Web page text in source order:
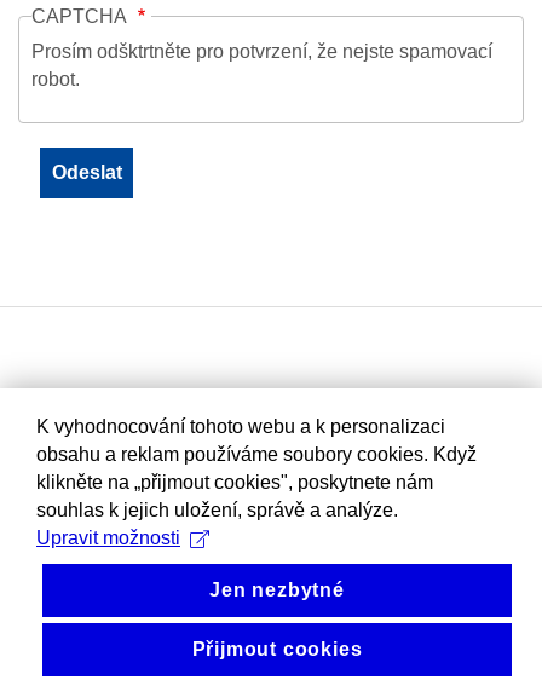
CAPTCHA
Prosím odšktrtněte pro potvrzení, že nejste spamovací
robot.
K vyhodnocování tohoto webu a k personalizaci
obsahu a reklam používáme soubory cookies. Když
klikněte na „přijmout cookies", poskytnete nám
souhlas k jejich uložení, správě a analýze.
Upravit možnosti
Jen nezbytné
Přijmout cookies